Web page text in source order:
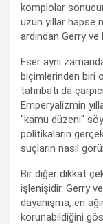
komplolar
uzun yıllar hapse
ardından Gerry ve
Eser aynı
biçimlerinden biri
tahribatı da
Emperyalizmin
"kamu düzeni"
politikaların
suçların nasıl
Bir diğer dikkat
işlenişidir. Gerry
dayanışma, en
korunabildiğini